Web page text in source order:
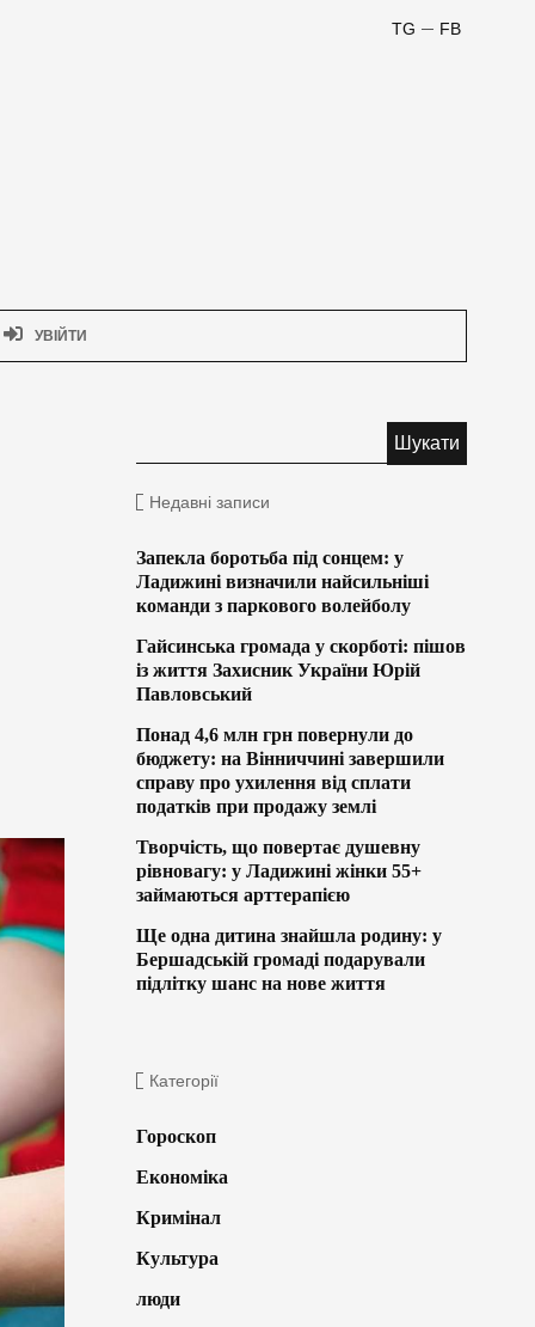
FB
TG
УВІЙТИ
Недавні записи
Запекла боротьба під сонцем: у
Ладижині визначили найсильніші
команди з паркового волейболу
Гайсинська громада у скорботі: пішов
із життя Захисник України Юрій
Павловський
Понад 4,6 млн грн повернули до
бюджету: на Вінниччині завершили
справу про ухилення від сплати
податків при продажу землі
Творчість, що повертає душевну
рівновагу: у Ладижині жінки 55+
займаються арттерапією
Ще одна дитина знайшла родину: у
Бершадській громаді подарували
підлітку шанс на нове життя
Категорії
Гороскоп
Економіка
Кримінал
Культура
люди